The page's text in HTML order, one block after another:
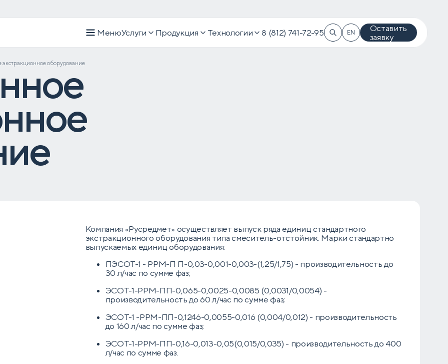
оборудование
Компания «Русредмет» осуществляет выпуск ряда единиц стандартного
экстракционного оборудования типа смеситель-отстойник. Марки стандартно
выпускаемых единиц оборудования:
ПЭСОТ-1 - РРМ-П П-0,03-0,001-0,003-(1,25/1,75) - производительность до
30 л/час по сумме фаз;
ЭСОТ-1-РРМ-ПП-0,065-0,0025-0,0085 (0,0031/0,0054) -
производительность до 60 л/час по сумме фаз;
ЭСОТ-1 -РРМ-ПП-0,1246-0,0055-0,016 (0,004/0,012) - производительность
до 160 л/час по сумме фаз;
ЭСОТ-1-РРМ-ПП-0,16-0,013-0,05(0,015/0,035) - производительность до 400
л/час по сумме фаз.
МенюУслуги Продукция Технологии 8 (812) 741-72-95 EN
Оставить
заявку